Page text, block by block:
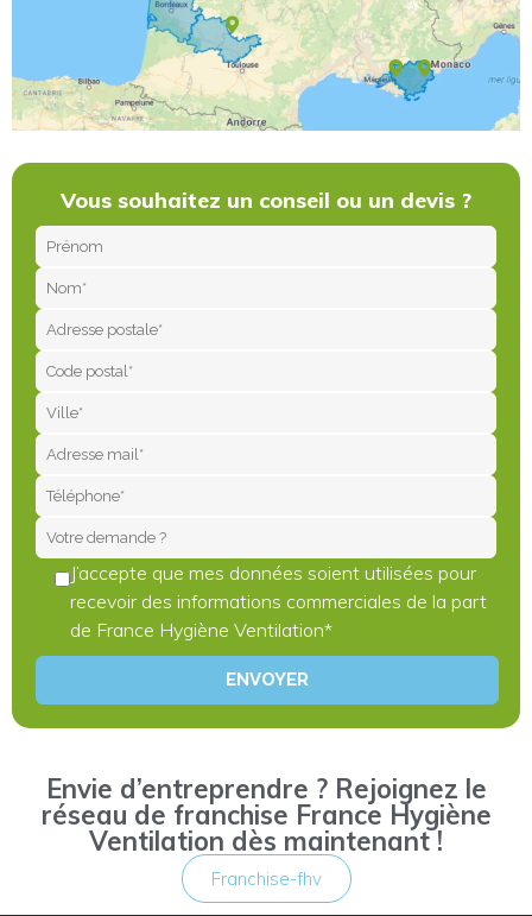
FHV Gironde
FHV Montauban
FHV Loire
FHV Var
FHV Marseille
Vous souhaitez un conseil ou un devis ?
J’accepte que mes données soient utilisées pour
recevoir des informations commerciales de la part
de France Hygiène Ventilation*
Envie d’entreprendre ? Rejoignez le
réseau de franchise France Hygiène
Ventilation dès maintenant !
Franchise-fhv